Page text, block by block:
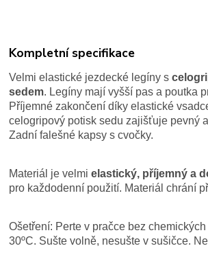
Kompletní specifikace
Velmi elastické jezdecké legíny s
sedem. Legíny mají vyšší pas a poutka
Příjemné zakončení díky elastické
celogripový potisk sedu zajišťuje pevný
Zadní falešné kapsy s cvočky.
Materiál je velmielastický, příjemný a
pro každodenní použití. Materiál chrání
Ošetření: Perte v pračce bez
30ºC. Sušte volně, nesušte v sušičce.